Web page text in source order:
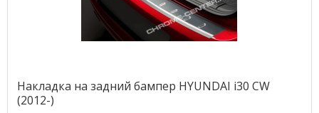
Накладка на задний бампер HYUNDAI i30 CW
(2012-)